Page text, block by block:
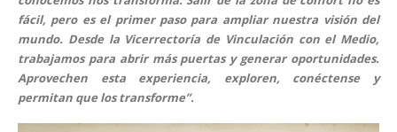
fácil, pero es el primer paso para ampliar nuestra visión del
mundo. Desde la Vicerrectoría de Vinculación con el Medio,
trabajamos para abrir más puertas y generar oportunidades.
Aprovechen esta experiencia, exploren, conéctense y
permitan que los transforme”.